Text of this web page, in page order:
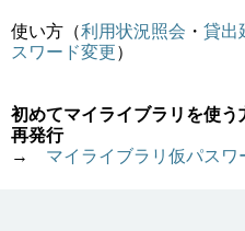
使い方（利用状況照会 ・ 貸出
スワード変更）
初めてマイライブラリを使
再発行
→ マイライブラリ仮パスワ